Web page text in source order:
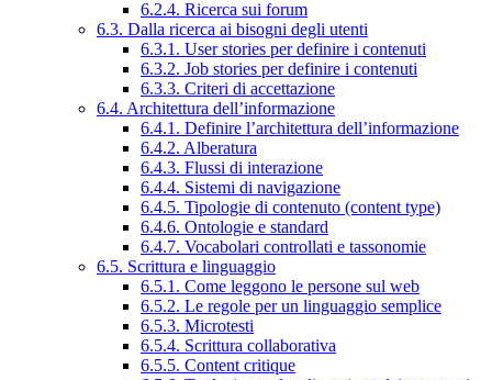
6.2.4. Ricerca sui forum
6.3. Dalla ricerca ai bisogni degli utenti
6.3.1. User stories per definire i contenuti
6.3.2. Job stories per definire i contenuti
6.3.3. Criteri di accettazione
6.4. Architettura dell’informazione
6.4.1. Definire l’architettura dell’informazione
6.4.2. Alberatura
6.4.3. Flussi di interazione
6.4.4. Sistemi di navigazione
6.4.5. Tipologie di contenuto (content type)
6.4.6. Ontologie e standard
6.4.7. Vocabolari controllati e tassonomie
6.5. Scrittura e linguaggio
6.5.1. Come leggono le persone sul web
6.5.2. Le regole per un linguaggio semplice
6.5.3. Microtesti
6.5.4. Scrittura collaborativa
6.5.5. Content critique